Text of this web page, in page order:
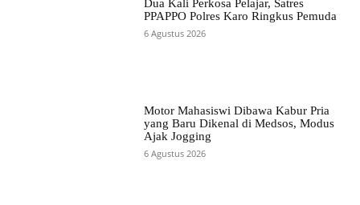
Dua Kali Perkosa Pelajar, Satres
PPAPPO Polres Karo Ringkus Pemuda
6 Agustus 2026
Motor Mahasiswi Dibawa Kabur Pria
yang Baru Dikenal di Medsos, Modus
Ajak Jogging
6 Agustus 2026